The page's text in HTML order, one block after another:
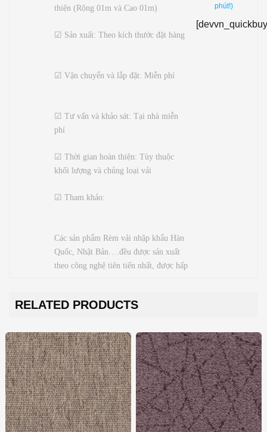
thiện (Rộng 01m và Cao 01m)
☑ Sản xuất: Theo kích thước đặt hàng
☑ Vận chuyển và lắp đặt: Miễn phí
☑ Tư vấn và khảo sát: Tại nhà miễn
phí
☑ Thời gian hoàn thiện: Tùy thuộc
khối lượng và chủng loại vải
☑ Tham khảo:
Các sản phẩm Rèm vải nhập khẩu Hàn
Quốc, Nhật Bản….đều được sản xuất
theo công nghệ tiên tiến nhất, được hấp
đặt mua Rèm vải nhập khẩu Hàn Quốc,
lý xin vui lòng liên hệ với chúng tôi!
phút!)
RELATED PRODUCTS